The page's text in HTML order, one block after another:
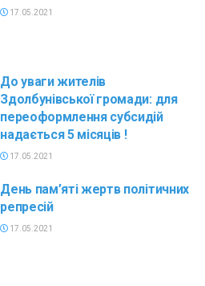
17.05.2021
До уваги жителів
Здолбунівської громади: для
переоформлення субсидій
надається 5 місяців !
17.05.2021
День пам’яті жертв політичних
репресій
17.05.2021